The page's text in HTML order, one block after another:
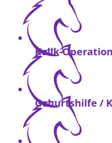
Kolik-
Geburtshilfe /